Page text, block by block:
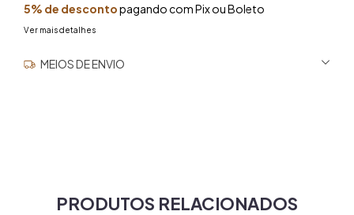
5% de descontopagando com Pix ou Boleto
Ver mais detalhes
MEIOS DE ENVIO
PRODUTOS RELACIONADOS